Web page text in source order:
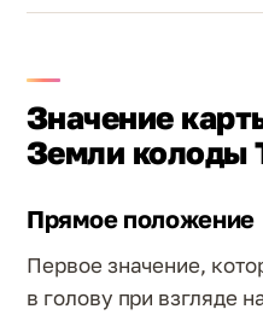
Значение
Земли колоды
Прямое положение
Первое значение,
в голову при взгляде